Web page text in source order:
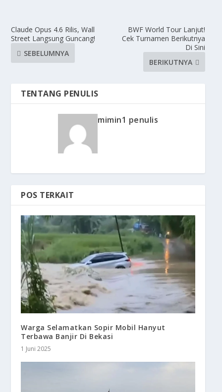
Claude Opus 4.6 Rilis, Wall
Street Langsung Guncang!
SEBELUMNYA
BWF World Tour Lanjut!
Cek Turnamen Berikutnya
Di Sini
BERIKUTNYA
TENTANG PENULIS
mimin1 penulis
POS TERKAIT
Warga Selamatkan Sopir Mobil Hanyut
Terbawa Banjir Di Bekasi
1 Juni 2025